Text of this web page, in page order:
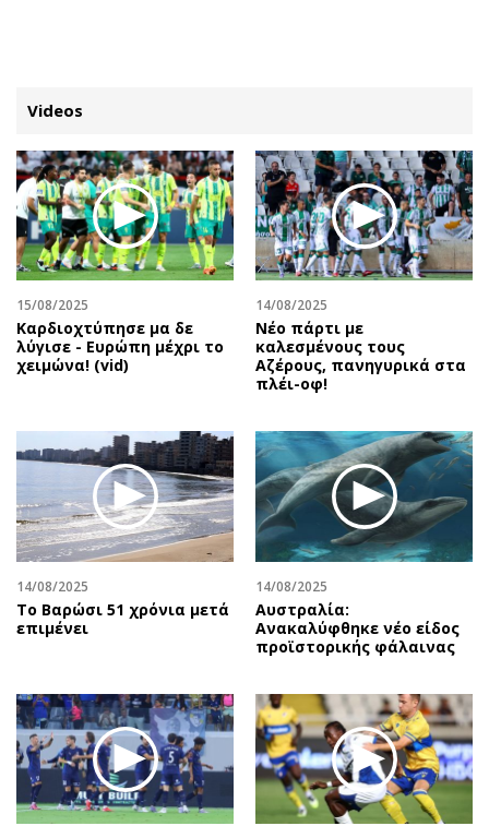
ΚΑΤΗΓΟΡΙΕΣ ΣΥΝΔΕΣΗ
Κύπρος
Παιδεία
Υγεία
Πολιτική
Βουλευτικές 2026
Δημοσκοπήσεις
Διπλωματία
Αθλητισμός
Κύπρος
Διεθνή
Κληρώσεις Allwyn
Οικονομία
Real Estate
Επιχειρήσεις
Αγορές
Money Review
Απόψεις
Αρθρογραφία
The Hill
Υγεία
Αγγελίες
Ενοικιάζονται
Ζητούν εργασία
Θέσεις εργασίας
Geek
Νέα
Social
Αυτοκίνηση
Πολιτική
Οικονομία
Γενικά
Αναδρομές
Πρόσωπα
Videos
15/08/2025
Καρδιοχτύπησε μα δε
λύγισε - Ευρώπη μέχρι το
χειμώνα! (vid)
14/08/2025
Νέο πάρτι με
καλεσμένους τους
Αζέρους, πανηγυρικά στα
πλέι-οφ!
14/08/2025
Το Βαρώσι 51 χρόνια μετά
επιμένει
14/08/2025
Αυστραλία:
Ανακαλύφθηκε νέο είδος
προϊστορικής φάλαινας